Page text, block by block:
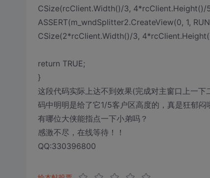
CSize(rcClient.Width()/3, 4*rcClient.Height()/
ASSERT(m_wndSplitter2.CreateView(0, 1,
CSize(2*rcClient.Width()/3,
return TRUE;
}
这段代码实际上达不到效果(完成对主窗口上一
码中明明是给了它1/5客户区高度的，真是狂郁闷
有哪位大侠能指点一下小弟吗？
感激不尽，在线等待！！
QQ:330396800